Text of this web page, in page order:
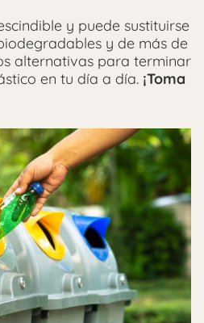
y puede sustituirse
y de más de
alternativas para terminar
en tu día a día. ¡Toma